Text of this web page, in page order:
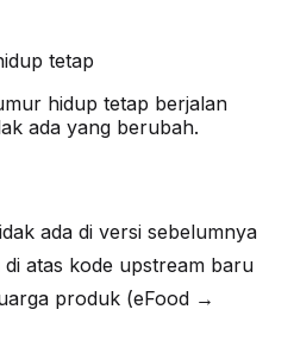
tetap
hidup tetap berjalan
ada yang berubah.
ada di versi sebelumnya
di atas kode upstream baru
produk (eFood →